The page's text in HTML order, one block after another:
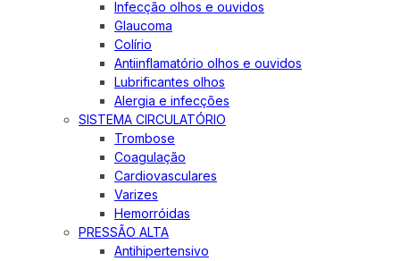
Infecção olhos e ouvidos
Glaucoma
Colírio
Antiinflamatório olhos e ouvidos
Lubrificantes olhos
Alergia e infecções
SISTEMA CIRCULATÓRIO
Trombose
Coagulação
Cardiovasculares
Varizes
Hemorróidas
PRESSÃO ALTA
Antihipertensivo